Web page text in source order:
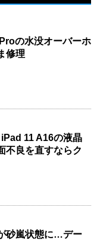
の水没オーバーホ
修理
iPad 11 A16の液晶
不良を直すならク
砂嵐状態に…デー